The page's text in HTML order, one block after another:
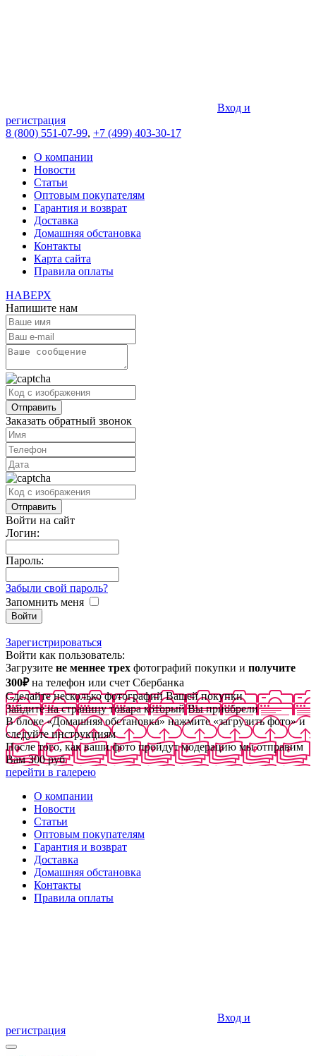
Вход и
регистрация
8 (800) 551-07-99, +7 (499) 403-30-17
О компании
Новости
Статьи
Оптовым покупателям
Гарантия и возврат
Доставка
Домашняя обстановка
Контакты
Карта сайта
Правила оплаты
НАВЕРХ
Напишите нам
Заказать обратный звонок
Войти на сайт
Логин:
Пароль:
Забыли свой пароль?
Запомнить меня
Зарегистрироваться
Войти как пользователь:
Загрузите не меннее трех фотографий покупки и получите
300₽на телефон или счет Сбербанка
Сделайте несколько фотографий Вашей покупки
Зайдите на страницу товара который Вы приобрели
В блоке «Домашняя обстановка» нажмите «загрузить фото» и
следуйте инструкциям
После того, как ваши фото пройдут модерацию мы отправим
Вам 300 руб
перейти в галерею
О компании
Новости
Статьи
Оптовым покупателям
Гарантия и возврат
Доставка
Домашняя обстановка
Контакты
Правила оплаты
Вход и
регистрация